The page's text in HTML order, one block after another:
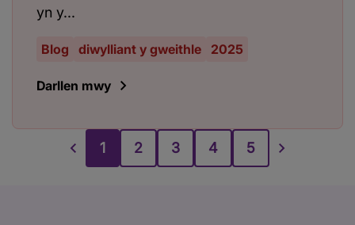
yn y...
Blog diwylliant y gweithle 2025
Darllen mwy
1 2 3 4 5